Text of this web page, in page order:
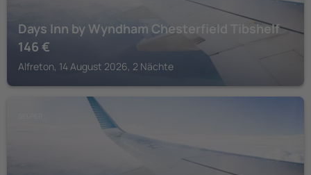
Days Inn by Wyndham Chesterfield Tibshelf
146 €
Alfreton, 14 August 2026, 2 Nächte